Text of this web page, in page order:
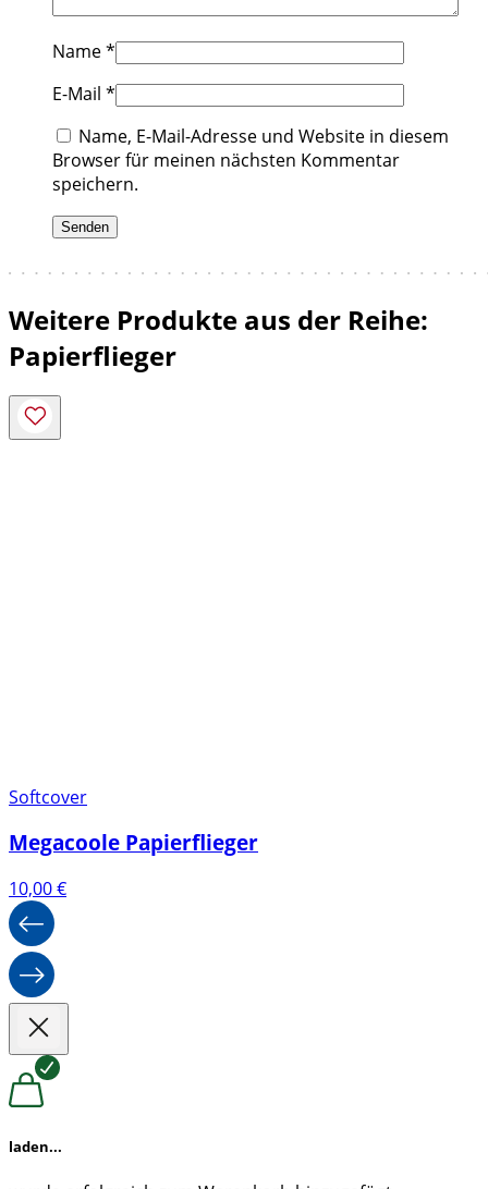
Name*
E-Mail *
Name, E-Mail-Adresse und Website in diesem
Browser für meinen nächsten Kommentar
speichern.
Weitere Produkte aus der Reihe:
Papierflieger
Softcover
Megacoole Papierflieger
10,00€
laden...